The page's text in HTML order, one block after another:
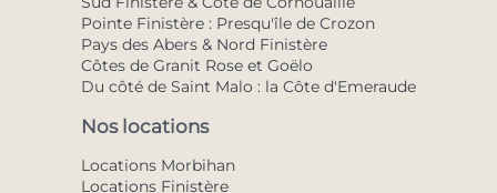
Pointe Finistère : Presqu'île de Crozon
Pays des Abers & Nord Finistère
Côtes de Granit Rose et Goëlo
Du côté de Saint Malo : la Côte d'Emeraude
Nos locations
Locations Morbihan
Locations Finistère